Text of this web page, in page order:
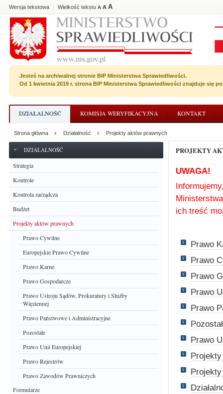
Wersja tekstowa | Wielkość tekstu A A A
Jesteś na archiwalnej stronie BIP Ministerstwa Sprawiedliwości.
Od 1 kwietnia 2019 r. strona BIP Ministerstwa Sprawiedliwości znajduje się
DZIAŁALNOŚĆ KOMISJA WERYFIKACYJNA KONTAKT
DZIAŁALNOŚĆ
Strategia
Kontrole
Kontrola zarządcza
Budżet
Projekty aktów prawnych
Prawo Cywilne
Europejskie Prawo Cywilne
Prawo Karne
Prawo Gospodarcze
Prawo Ustroju Sądów, Prokuratury i Służby
Więziennej
Prawo Państwowe i Administracyjne
Pozostałe
Prawo Unii Europejskiej
Prawo Rejestrów
Prawo Zawodów Prawniczych
Formularze
Strona główna Działalność Projekty aktów prawnych
PROJEKTY
UWAGA!
ich treść
Prawo
Prawo
Prawo
Prawo
Prawo
Prawo